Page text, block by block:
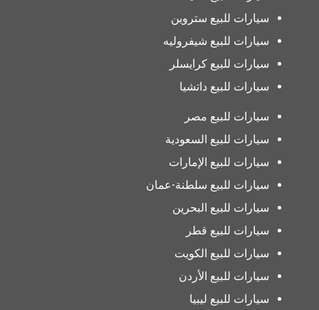
سيارات للبيع ستروين
سيارات للبيع شيفروليه
سيارات للبيع كرايسلر
سيارات للبيع داتشيا
سيارات للبيع مصر
سيارات للبيع السعودية
سيارات للبيع الإمارات
سيارات للبيع سلطنة-عمان
سيارات للبيع البحرين
سيارات للبيع قطر
سيارات للبيع الكويت
سيارات للبيع الأردن
سيارات للبيع ليبيا